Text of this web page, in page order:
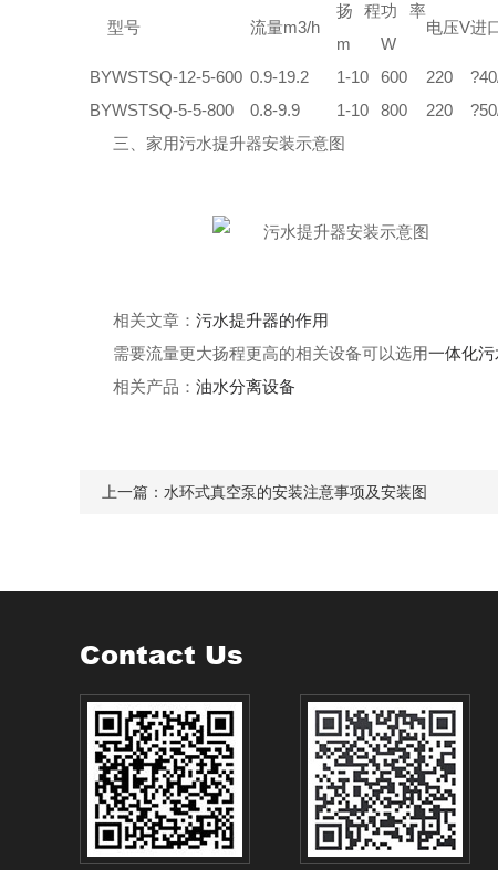
型号 流量m3/h
扬程
m
功率
W
电压V进
BYWSTSQ-12-5-600 0.9-19.2 1-10 600 220 ?
BYWSTSQ-5-5-800
0.8-9.9 1-10 800 220 ?
三、家用污水提升器安装示意图
相关文章： 污水提升器的作用
需要流量更大扬程更高的相关设备可以选用一体化
相关产品： 油水分离设备
上一篇： 水环式真空泵的安装注意事项及安装图
Contact Us